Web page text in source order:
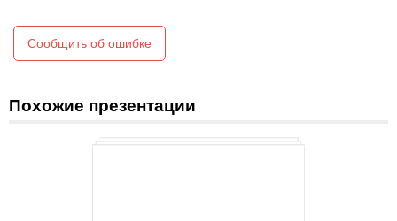
Сообщить об ошибке
Похожие презентации